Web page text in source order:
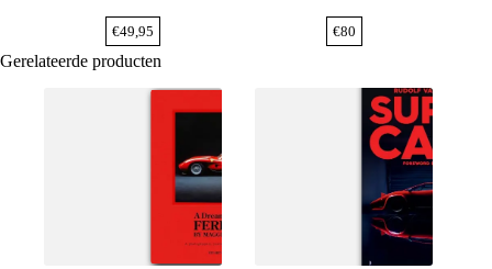
€49,95 €80
Gerelateerde producten